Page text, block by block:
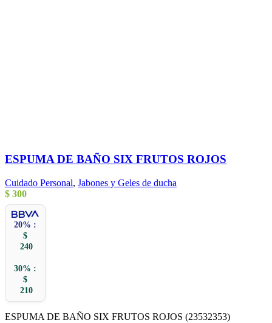
ESPUMA DE BAÑO SIX FRUTOS ROJOS
Cuidado Personal, Jabones y Geles de ducha
$ 300
20% :
$
240
30% :
$
210
ESPUMA DE BAÑO SIX FRUTOS ROJOS (23532353)